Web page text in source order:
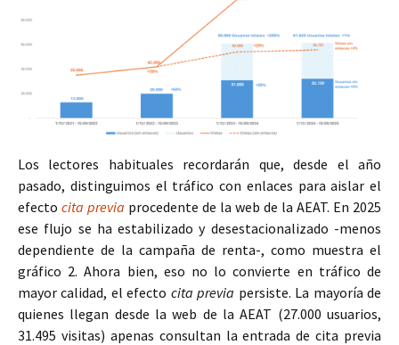
Los lectores habituales recordarán que, desde el año
pasado, distinguimos el tráfico con enlaces para aislar el
efecto cita previa procedente de la web de la AEAT. En 2025
ese flujo se ha estabilizado y desestacionalizado -menos
dependiente de la campaña de renta-, como muestra el
gráfico 2. Ahora bien, eso no lo convierte en tráfico de
mayor calidad, el efecto cita previa persiste. La mayoría de
quienes llegan desde la web de la AEAT (27.000 usuarios,
31.495 visitas) apenas consultan la entrada de cita previa